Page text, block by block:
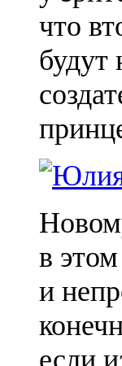
что
будут
в
и
если